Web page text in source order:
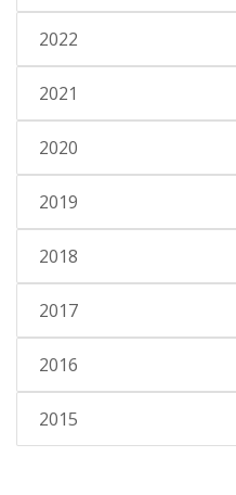
2022
2021
2020
2019
2018
2017
2016
2015